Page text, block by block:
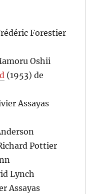
Forestier
Oshii
(1953) de
Assayas
Pottier
Lynch
Assayas